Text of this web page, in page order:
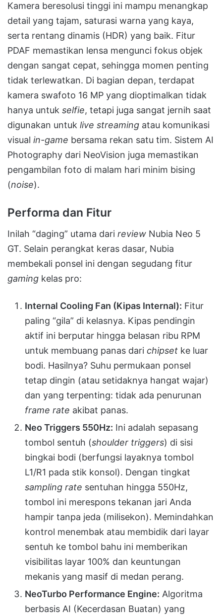
Kamera beresolusi tinggi ini mampu menangkap
detail yang tajam, saturasi warna yang kaya,
serta rentang dinamis (HDR) yang baik. Fitur
PDAF memastikan lensa mengunci fokus objek
dengan sangat cepat, sehingga momen penting
tidak terlewatkan. Di bagian depan, terdapat
kamera swafoto 16 MP yang dioptimalkan tidak
hanya untuk selfie, tetapi juga sangat jernih saat
digunakan untuk live streaming atau komunikasi
visual in-game bersama rekan satu tim. Sistem AI
Photography dari NeoVision juga memastikan
pengambilan foto di malam hari minim bising
(noise).
Performa dan Fitur
Inilah “daging” utama dari review Nubia Neo 5
GT. Selain perangkat keras dasar, Nubia
membekali ponsel ini dengan segudang fitur
gaming kelas pro:
Internal Cooling Fan (Kipas Internal): Fitur
paling “gila” di kelasnya. Kipas pendingin
aktif ini berputar hingga belasan ribu RPM
untuk membuang panas dari chipset ke luar
bodi. Hasilnya? Suhu permukaan ponsel
tetap dingin (atau setidaknya hangat wajar)
dan yang terpenting: tidak ada penurunan
frame rate akibat panas.
Neo Triggers 550Hz: Ini adalah sepasang
tombol sentuh (shoulder triggers) di sisi
bingkai bodi (berfungsi layaknya tombol
L1/R1 pada stik konsol). Dengan tingkat
sampling rate sentuhan hingga 550Hz,
tombol ini merespons tekanan jari Anda
hampir tanpa jeda (milisekon). Memindahkan
kontrol menembak atau membidik dari layar
sentuh ke tombol bahu ini memberikan
visibilitas layar 100% dan keuntungan
mekanis yang masif di medan perang.
NeoTurbo Performance Engine: Algoritma
berbasis AI (Kecerdasan Buatan) yang